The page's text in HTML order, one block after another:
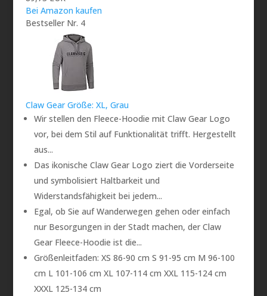
Bei Amazon kaufen
Bestseller Nr. 4
Claw Gear Größe: XL, Grau
Wir stellen den Fleece-Hoodie mit Claw Gear Logo
vor, bei dem Stil auf Funktionalität trifft. Hergestellt
aus...
Das ikonische Claw Gear Logo ziert die Vorderseite
und symbolisiert Haltbarkeit und
Widerstandsfähigkeit bei jedem...
Egal, ob Sie auf Wanderwegen gehen oder einfach
nur Besorgungen in der Stadt machen, der Claw
Gear Fleece-Hoodie ist die...
Größenleitfaden: XS 86-90 cm S 91-95 cm M 96-100
cm L 101-106 cm XL 107-114 cm XXL 115-124 cm
XXXL 125-134 cm